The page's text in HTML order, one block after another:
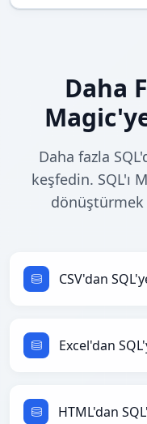
Daha
Daha fazla
keşfedin. SQL'ı
CSV'dan
Excel'dan